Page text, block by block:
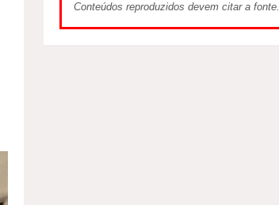
Conteúdos reproduzidos devem citar a fonte.